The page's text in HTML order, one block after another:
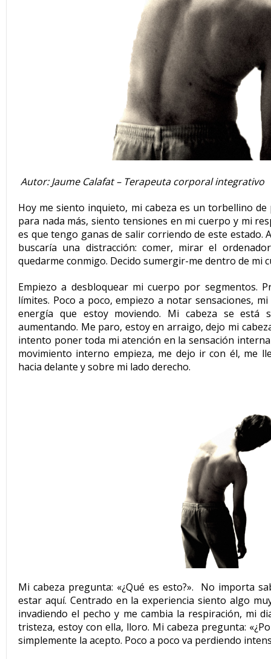
Autor: Jaume Calafat – Terapeuta corporal integrativo
Hoy me siento inquieto, mi cabeza es un torbellino
para nada más, siento tensiones en mi cuerpo y mi
es que tengo ganas de salir corriendo de este estado.
buscaría una distracción: comer, mirar el
quedarme conmigo. Decido sumergir-me dentro de mi
Empiezo a desbloquear mi cuerpo por segmentos.
límites. Poco a poco, empiezo a notar sensaciones,
energía que estoy moviendo. Mi cabeza se está
aumentando. Me paro, estoy en arraigo, dejo mi
intento poner toda mi atención en la sensación
movimiento interno empieza, me dejo ir con él, me
hacia delante y sobre mi lado derecho.
Mi cabeza pregunta: «¿Qué es esto?».
No importa
estar aquí. Centrado en la experiencia siento algo
invadiendo el pecho y me cambia la respiración, mi
tristeza, estoy con ella, lloro. Mi cabeza pregunta:
simplemente la acepto. Poco a poco va perdiendo